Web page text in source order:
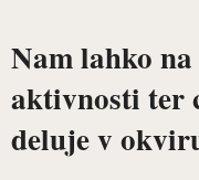
Nam lahko
aktivnosti ter
deluje v